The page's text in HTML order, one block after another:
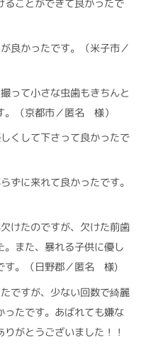
ることができて良かったで
良かったです。（米子市／
って小さな虫歯もきちんと
。（京都市／匿名 様）
くして下さって良かったで
ずに来れて良かったです。
けたのですが、欠けた前歯
また、暴れる子供に優し
す。（日野郡／匿名 様)
ですが、少ない回数で綺麗
ったです。あばれても嫌な
がとうございました！！